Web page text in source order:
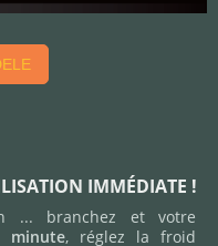
IMMÉDIATE !
... branchez et votre
minute, réglez la froid